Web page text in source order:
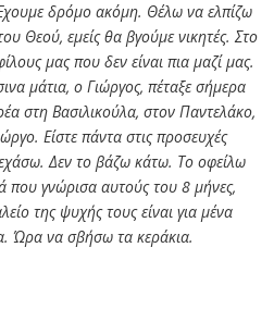
δρόμο ακόμη. Θέλω να ελπίζω
Θεού, εμείς θα βγούμε νικητές. Στο
μας που δεν είναι πια μαζί μας.
μάτια, ο Γιώργος, πέταξε σήμερα
στη Βασιλικούλα, στον Παντελάκο,
Είστε πάντα στις προσευχές
Δεν το βάζω κάτω. Το οφείλω
που γνώρισα αυτούς του 8 μήνες,
της ψυχής τους είναι για μένα
Ώρα να σβήσω τα κεράκια.